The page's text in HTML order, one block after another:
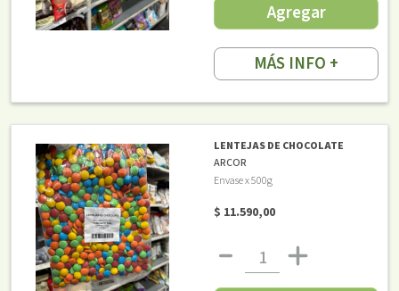
Agregar
MÁS INFO +
LENTEJAS DE CHOCOLATE
ARCOR
Envase x 500g
$ 11.590,00